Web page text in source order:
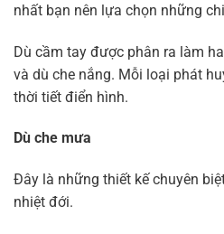
nhất bạn nên lựa chọn những
Dù cầm tay được phân ra làm
và dù che nắng. Mỗi loại phát
thời tiết điển hình.
Dù che mưa
Đây là những thiết kế chuyên
nhiệt đới.